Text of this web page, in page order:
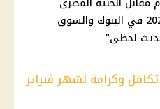
الأربعاء 5-2-2025 في البنوك والسوق
لحظي"
وكرامة لشهر فبراير